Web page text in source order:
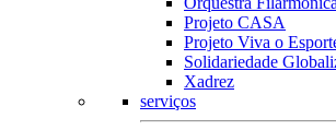
Projeto CASA
Projeto Viva o
Solidariedade
Xadrez
serviços